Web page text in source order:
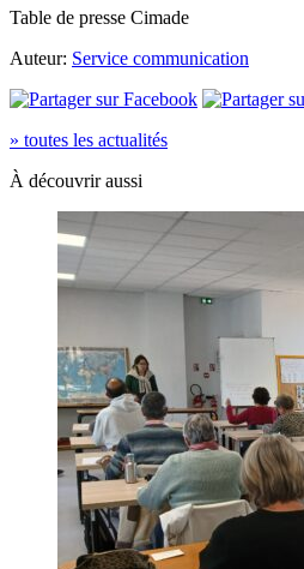
Table de presse Cimade
Auteur: Service communication
» toutes les actualités
À découvrir aussi